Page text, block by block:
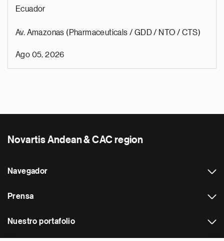
Ecuador
Av. Amazonas (Pharmaceuticals / GDD / NTO / CTS)
Ago 05, 2026
Novartis Andean & CAC region
Navegador
Prensa
Nuestro portafolio